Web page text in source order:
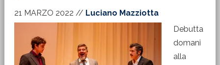
21 MARZO 2022 // Luciano Mazziotta
Debutta
domani
alla